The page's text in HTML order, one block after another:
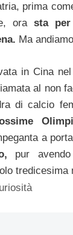
prima
orasta per
Ma
in Cina
al non
di calcio
a
pur
tredicesima